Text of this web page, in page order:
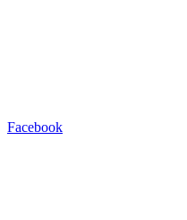
Facebook